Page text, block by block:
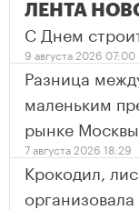
ЛЕНТА
С Днем
9 августа 2026 07:00
Разница
маленьким
рынке
7 августа 2026 18:29
Крокодил,